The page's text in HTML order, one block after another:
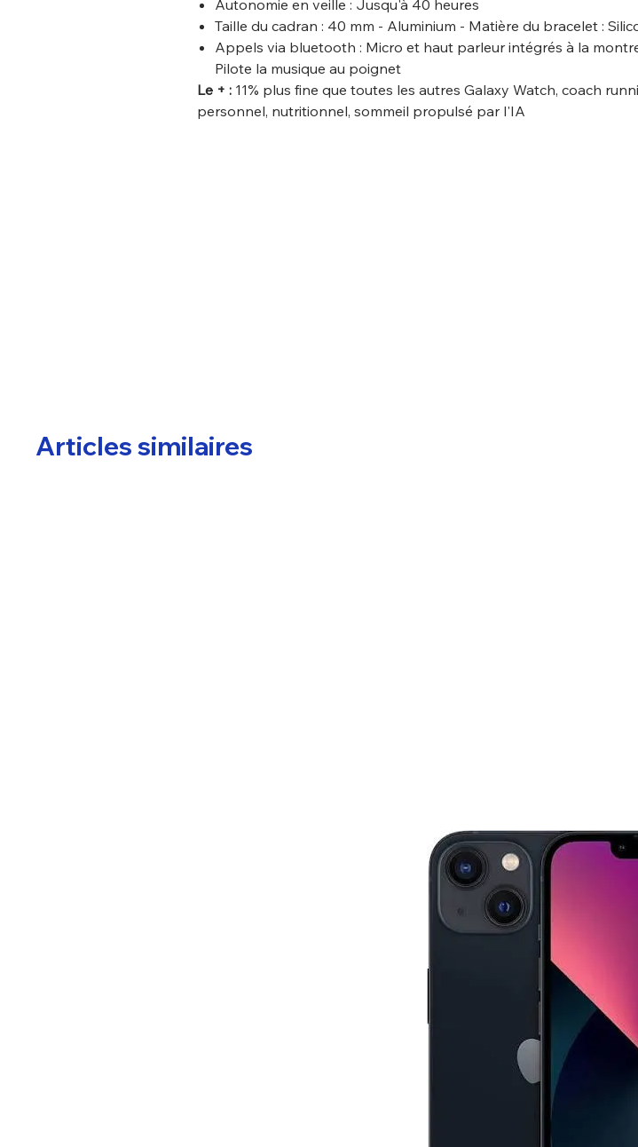
Autonomie en veille : Jusqu'à 40 heures
Taille du cadran : 40 mm - Aluminium - Matière du bracelet :
Appels via bluetooth : Micro et haut parleur intégrés à la
Pilote la musique au poignet
Le + : 11% plus fine que toutes les autres Galaxy Watch, coach
personnel, nutritionnel, sommeil propulsé par l'IA
Articles similaires